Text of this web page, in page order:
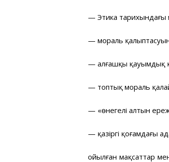
— Этика тарихындағы
— мораль
— алғашқы қауымдық
— топтық мораль
— «өнегелі алтын
— қазіргі қоғамдағы
Қойылған мақсаттар